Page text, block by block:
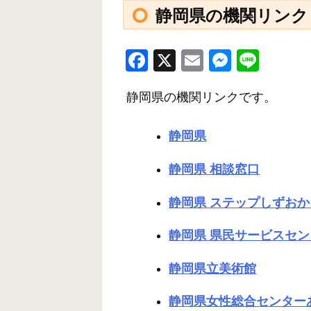
静岡県の機関リンク
F
c
o
X
E
ail
M
ss
g
er
e
静岡県の機関リンクです。
静岡県
静岡県 相談窓口
静岡県 ステップしずお
静岡県 県民サービスセ
静岡県立美術館
静岡県女性総合センター